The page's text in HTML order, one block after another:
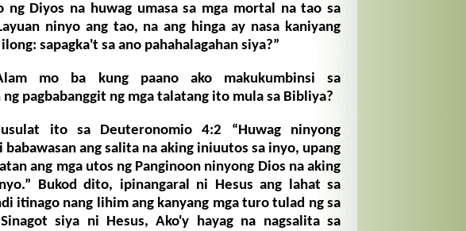
ng Diyos na huwag umasa sa mga mortal na tao sa
ninyo ang tao, na ang hinga ay nasa kaniyang
sapagka't sa ano pahahalagahan siya?”
mo ba kung paano ako makukumbinsi sa
pagbabanggit ng mga talatang ito mula sa Bibliya?
ito sa Deuteronomio 4:2 “Huwag ninyong
babawasan ang salita na aking iniuutos sa inyo, upang
ang mga utos ng Panginoon ninyong Dios na aking
Bukod dito, ipinangaral ni Hesus ang lahat sa
itinago nang lihim ang kanyang mga turo tulad ng sa
siya ni Hesus, Ako'y hayag na nagsalita sa